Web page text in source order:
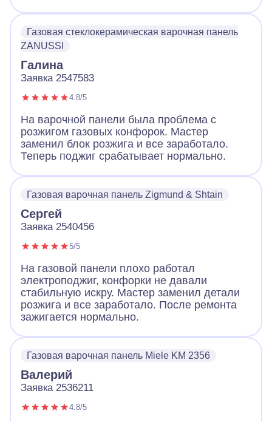
Газовая стеклокерамическая варочная панель
ZANUSSI
Галина
Заявка 2547583
4.8/5
На варочной панели была проблема с
розжигом газовых конфорок. Мастер
заменил блок розжига и все заработало.
Теперь поджиг срабатывает нормально.
Газовая варочная панель Zigmund & Shtain
Сергей
Заявка 2540456
5/5
На газовой панели плохо работал
электроподжиг, конфорки не давали
стабильную искру. Мастер заменил детали
розжига и все заработало. После ремонта
зажигается нормально.
Газовая варочная панель Miele KM 2356
Валерий
Заявка 2536211
4.8/5